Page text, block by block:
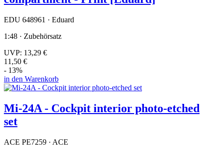
EDU 648961 · Eduard
1:48 · Zubehörsatz
UVP: 13,29 €
11,50 €
- 13%
in den Warenkorb
Mi-24A - Cockpit interior photo-etched
set
ACE PE7259 · ACE